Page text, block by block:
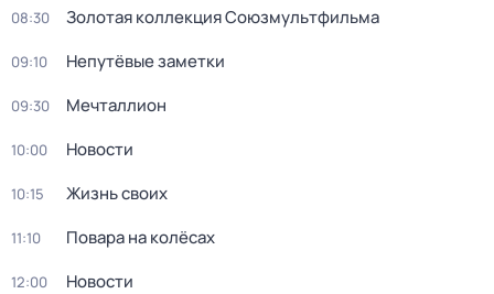
08:30 Золотая коллекция Союзмультфильма
09:10 Непутёвые заметки
09:30 Мечталлион
10:00 Новости
10:15 Жизнь своих
11:10 Повара на колёсах
12:00 Новости